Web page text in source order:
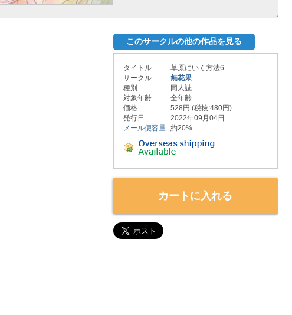
このサークルの他の作品を見る
タイトル
草原にいく方法6
サークル
無花果
種別
同人誌
対象年齢
全年齢
価格
528円 (税抜:480円)
発行日
2022年09月04日
メール便容量 約20%
カートに入れる